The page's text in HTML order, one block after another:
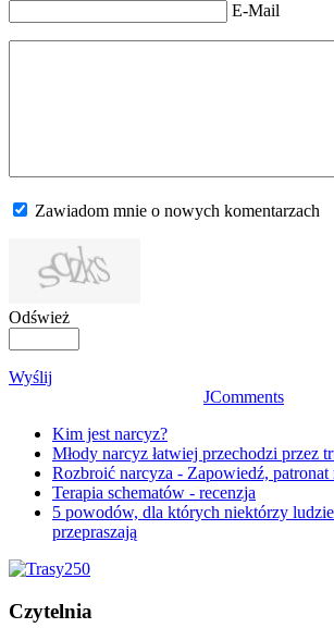
E-Mail
Zawiadom mnie o nowych komentarzach
Odśwież
Wyślij
JComments
Kim jest narcyz?
Młody narcyz łatwiej przechodzi przez
Rozbroić narcyza - Zapowiedź, patronat
Terapia schematów - recenzja
5 powodów, dla których niektórzy
przepraszają
Czytelnia